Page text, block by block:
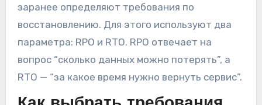
заранее определяют требования по
восстановлению. Для этого используют два
параметра: RPO и RTO. RPO отвечает на
вопрос “сколько данных можно потерять”, а
RTO — “за какое время нужно вернуть сервис”.